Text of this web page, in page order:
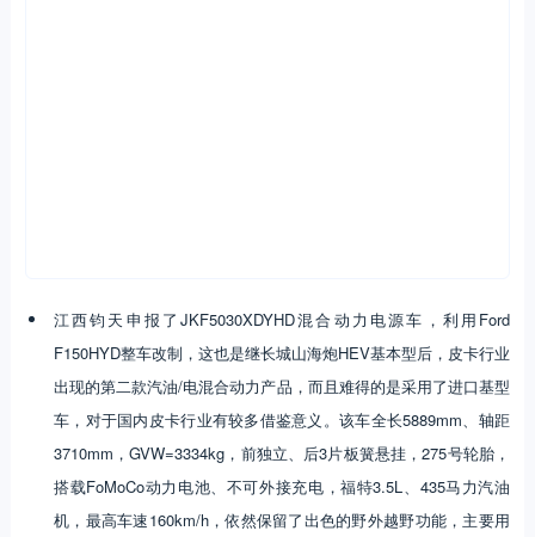
江西钧天申报了JKF5030XDYHD混合动力电源车，利用Ford
F150HYD整车改制，这也是继长城山海炮HEV基本型后，皮卡行业
出现的第二款汽油/电混合动力产品，而且难得的是采用了进口基型
车，对于国内皮卡行业有较多借鉴意义。该车全长5889mm、轴距
3710mm，GVW=3334kg，前独立、后3片板簧悬挂，275号轮胎，
搭载FoMoCo动力电池、不可外接充电，福特3.5L、435马力汽油
机，最高车速160km/h，依然保留了出色的野外越野功能，主要用